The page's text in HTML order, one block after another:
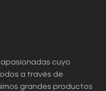
cuyo
a través de
grandes productos